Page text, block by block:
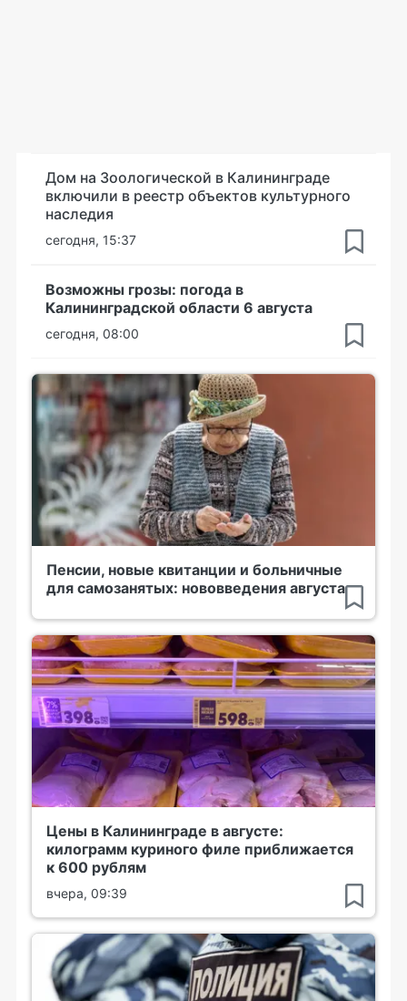
Дом на Зоологической в Калининграде
включили в реестр объектов культурного
наследия
сегодня, 15:37
Возможны грозы: погода в
Калининградской области 6 августа
сегодня, 08:00
Пенсии, новые квитанции и больничные
для самозанятых: нововведения августа
Цены в Калининграде в августе:
килограмм куриного филе приближается
к 600 рублям
вчера, 09:39